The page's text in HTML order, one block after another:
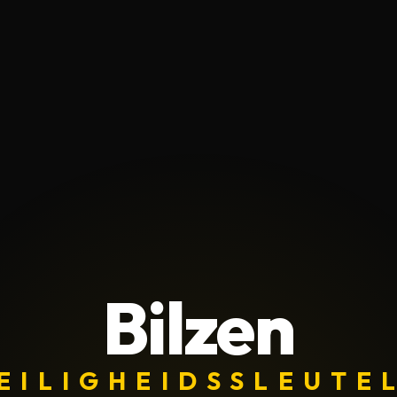
Bilzen